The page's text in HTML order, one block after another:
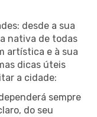
desde a sua
nativa de todas
artística e à sua
dicas úteis
a cidade:
sempre
do seu